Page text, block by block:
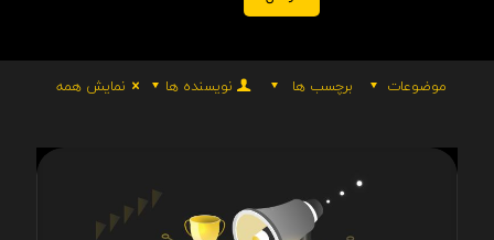
موضوعات برچسب ها نویسنده ها نمایش همه